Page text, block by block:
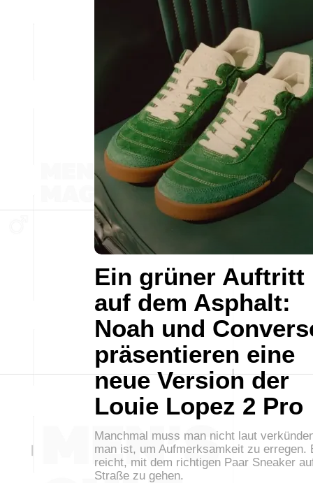
Ein grüner Auftritt
auf dem Asphalt:
Noah und
präsentieren eine
neue Version der
Louie Lopez 2 Pro
Manchmal muss man nicht laut
man ist, um Aufmerksamkeit zu erregen.
reicht, mit dem richtigen Paar Sneaker
Straße zu gehen.